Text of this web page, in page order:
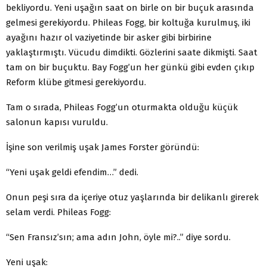
bekliyordu. Yeni uşağın saat on birle on bir buçuk arasında
gelmesi gerekiyordu. Phileas Fogg, bir koltuğa kurulmuş, iki
ayağını hazır ol vaziyetinde bir asker gibi birbirine
yaklaştırmıştı. Vücudu dimdikti. Gözlerini saate dikmişti. Saat
tam on bir buçuktu. Bay Fogg’un her günkü gibi evden çıkıp
Reform klübe gitmesi gerekiyordu.
Tam o sırada, Phileas Fogg’un oturmakta olduğu küçük
salonun kapısı vuruldu.
İşine son verilmiş uşak James Forster göründü:
“Yeni uşak geldi efendim…” dedi.
Onun peşi sıra da içeriye otuz yaşlarında bir delikanlı girerek
selam verdi. Phileas Fogg:
“Sen Fransız’sın; ama adın John, öyle mi?..” diye sordu.
Yeni uşak: